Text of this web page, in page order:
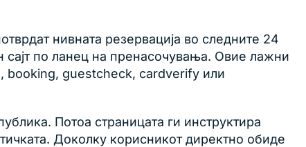
нивната резервација во следните 24
сајт по ланец на пренасочувања. Овие лажни
booking, guestcheck, cardverify или
Потоа страницата ги инструктира
Доколку корисникот директно обиде